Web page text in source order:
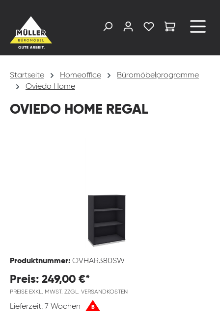
Startseite Homeoffice
Büromöbelprogramme
Oviedo Home
OVIEDO HOME REGAL
Produktnummer: OVHAR380SW
Preis: 249,00 €*
PREISE EXKL. MWST. ZZGL. VERSANDKOSTEN
Lieferzeit: 7 Wochen B